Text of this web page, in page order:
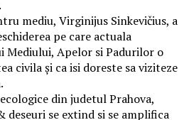
mediu, Virginijus Sinkevičius, a
pe care actuala
Mediului, Apelor si Padurilor o
civila şi ca isi doreste sa viziteze
din judetul Prahova,
deseuri se extind si se amplifica